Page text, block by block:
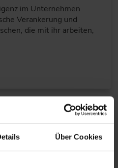
Über Cookies
im Unternehmen
Verankerung und
die mit ihr arbeiten,
für optimierte